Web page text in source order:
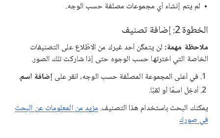
لم يتم إنشاء أي مجموعات مصنّفة حسب الوجه.
الخطوة 2: إضافة تصنيف
ملاحظة مهمة: لن يتمكّن أحد غيرك من الاطّلاع على التصنيفات
الخاصة التي اخترتها حسب الوجوه حتى إذا شاركت تلك الصور.
في أعلى المجموعة المصنَّفة حسب الوجه، انقر على إضافة اسم.
أدخِل اسمًا أو لقبًا.
يمكنك البحث باستخدام هذا التصنيف. مزيد من المعلومات عن البحث
في صورك